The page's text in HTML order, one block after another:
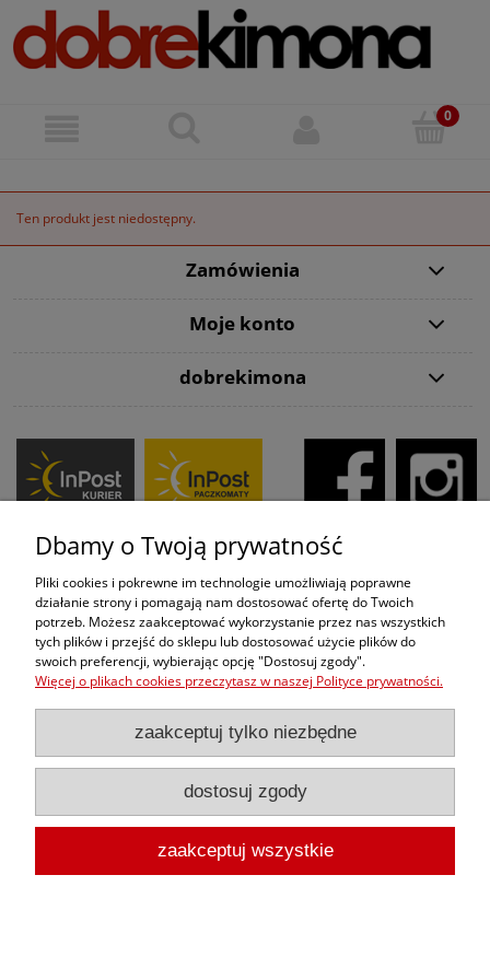
Ten produkt jest niedostępny.
Zamówienia
Moje konto
dobrekimona
pokaż pełną wersję strony
Sklep internetowy Shoper.pl
Dbamy o Twoją prywatność
Pliki cookies i pokrewne im technologie umożliwiają poprawne
działanie strony i pomagają nam dostosować ofertę do Twoich
potrzeb. Możesz zaakceptować wykorzystanie przez nas wszystkich
tych plików i przejść do sklepu lub dostosować użycie plików do
swoich preferencji, wybierając opcję "Dostosuj zgody".
Więcej o plikach cookies przeczytasz w naszej Polityce prywatności.
zaakceptuj tylko niezbędne
dostosuj zgody
zaakceptuj wszystkie